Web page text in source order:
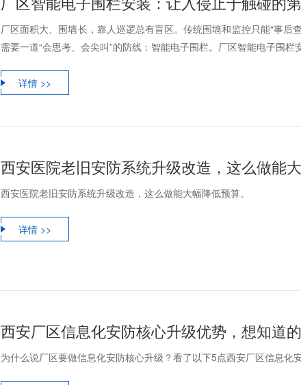
厂区面积大、围墙长，靠人巡逻总有盲区。传统围墙和监控只能“事后
需要一道“会思考、会尖叫”的防线：智能电子围栏。厂区智能电子围栏
详情 >>
西安医院老旧安防系统升级改造，这么做能
西安医院老旧安防系统升级改造，这么做能大幅降低预算。
详情 >>
西安厂区信息化安防核心升级优势，想知道
为什么说厂区要做信息化安防核心升级？看了以下5点西安厂区信息化